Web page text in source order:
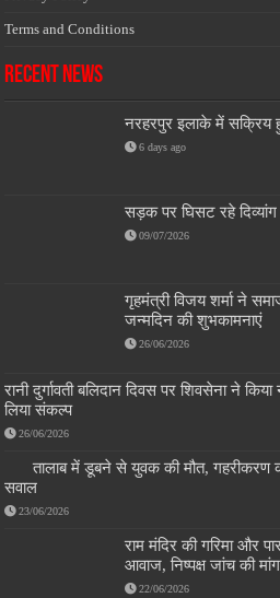
Terms and Conditions
Recent News
नरहरपुर इलाके में सक्रिय
6 days ago
सड़क पर घिसट रहे दिव्यांग
09/07/2026
गृहमंत्री विजय शर्मा ने
जन्मदिन की शुभकामनाएं
26/06/2026
रानी दुर्गावती बलिदान दिवस पर शिवसेना ने
लिया संकल्प
26/06/2026
तालाब में डूबने से युवक की मौत, गहरीकरण
सवाल
23/06/2026
राम मंदिर की गरिमा और
आवाज, निष्पक्ष जांच की मांग
22/06/2026